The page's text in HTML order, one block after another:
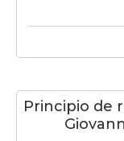
Principio de